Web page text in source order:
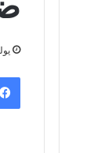
يوليو